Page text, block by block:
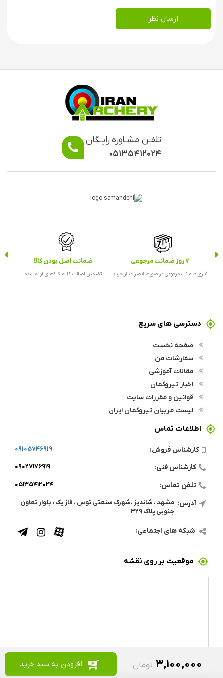
۳,۱۰۰,۰۰۰ تومان افزودن به سبد خرید
ارسال نظر
تلفـن مشـاوره رایـگان
۰۵۱۳۵۴۱۲۰۲۴
7 روز ضمانت مرجوعی
7 روز ضمانت مرجوعی در صورت انصراف از خرید
ضمانت اصل بودن کالا
تضمین اصالت کلیه کالاهای ارائه شده
دسترسی های سریع
صفحه نخست
سفارشات من
مقالات آموزشی
اخبار تیروکمان
قوانین و مقررات سایت
لیست مربیان تیروکمان ایران
اطلاعات تماس
کارشناس فروش: 09105746919
کارشناس فنی: ۰۹۰۲۷۱۷۶۹۱۹
تلفن تماس: ۰۵۱۳۵۴۱۲۰۲۴
آدرس: مشهد ، شاندیز ،شهرک صنعتی توس ، فاز یک ، بلوار تعاون
جنوبی پلاک ۳۲۹
شبکه های اجتماعی:
موقعیت بر روی نقشه